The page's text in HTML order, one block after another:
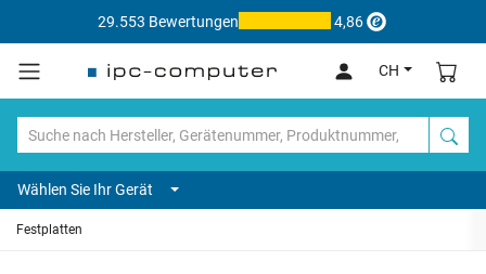
29.553 Bewertungen 4,86
CH
Wählen Sie Ihr Gerät
Festplatten